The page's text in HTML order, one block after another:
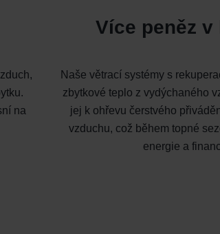
na
Více peněz v
Naše větrací systémy s
zbytkové teplo z vydýchaného
jej k ohřevu čerstvého
vzduchu, což během topné
energie a